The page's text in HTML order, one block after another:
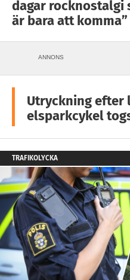
dagar rocknostalgi
är bara att komma”
ANNONS
Utryckning efter
elsparkcykel
TRAFIKOLYCKA